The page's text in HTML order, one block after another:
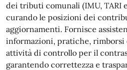
dei tributi comunali (IMU, TARI
curando le posizioni dei
aggiornamenti. Fornisce
informazioni, pratiche, rimborsi
attività di controllo per il
garantendo correttezza e